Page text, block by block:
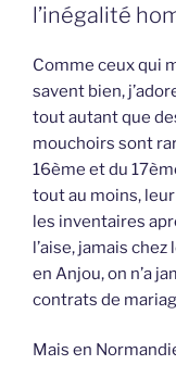
l’inégalité
Comme ceux qui
savent bien,
tout autant que
mouchoirs sont
16ème et du
tout au moins,
les inventaires
l’aise, jamais
en Anjou, on n’a
contrats de
Mais en